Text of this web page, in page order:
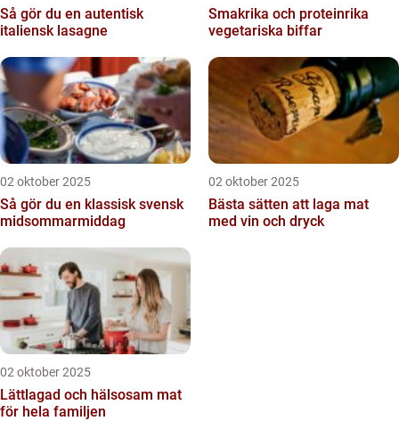
Så gör du en autentisk
italiensk lasagne
Smakrika och proteinrika
vegetariska biffar
02 oktober 2025
Så gör du en klassisk svensk
midsommarmiddag
02 oktober 2025
Bästa sätten att laga mat
med vin och dryck
02 oktober 2025
Lättlagad och hälsosam mat
för hela familjen